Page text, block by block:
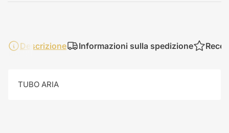
Descrizione Informazioni sulla spedizione
TUBO ARIA